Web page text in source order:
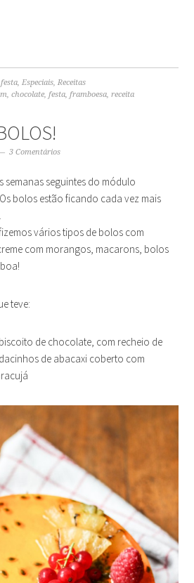
,Especiais,Receitas
,chocolate,festa,framboesa,receita
3 Comentários
semanas seguintes do módulo
bolos estão ficando cada vez mais
vários tipos de bolos com
com morangos, macarons, bolos
teve:
de chocolate, com recheio de
de abacaxi coberto com